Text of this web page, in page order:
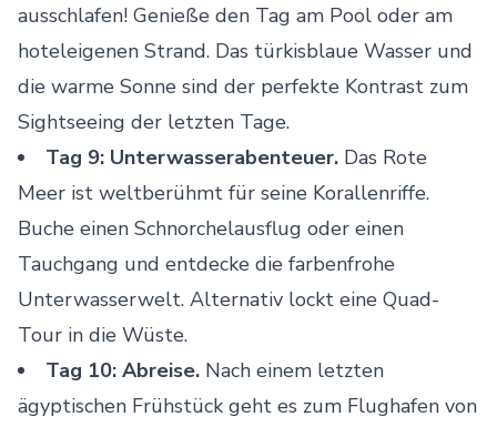
ausschlafen! Genieße den Tag am Pool oder am
hoteleigenen Strand. Das türkisblaue Wasser und
die warme Sonne sind der perfekte Kontrast zum
Sightseeing der letzten Tage.
Tag 9: Unterwasserabenteuer. Das Rote
Meer ist weltberühmt für seine Korallenriffe.
Buche einen Schnorchelausflug oder einen
Tauchgang und entdecke die farbenfrohe
Unterwasserwelt. Alternativ lockt eine Quad-
Tour in die Wüste.
Tag 10: Abreise. Nach einem letzten
ägyptischen Frühstück geht es zum Flughafen von